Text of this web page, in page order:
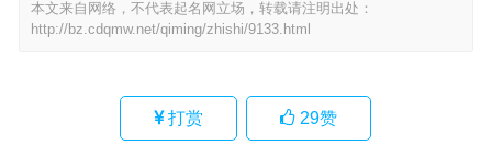
本文来自网络，不代表起名网立场，转载请注明出处：
http://bz.cdqmw.net/qiming/zhishi/9133.html
打赏 29赞